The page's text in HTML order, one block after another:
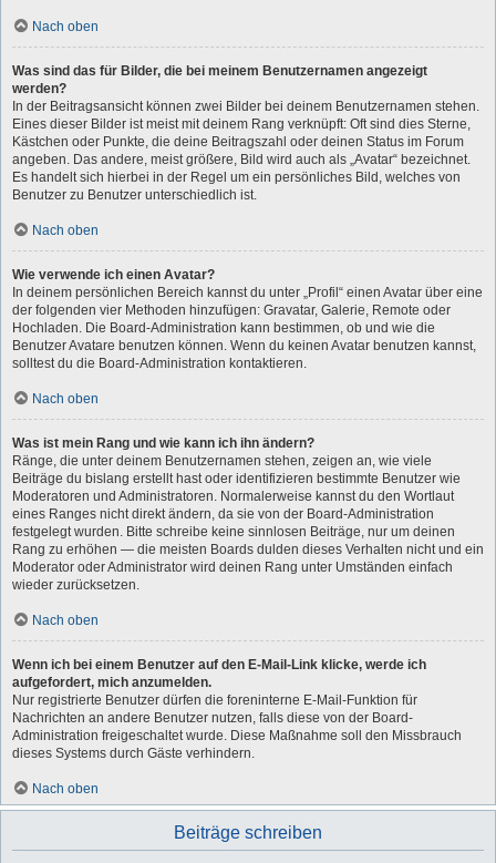
Nach oben
Was sind das für Bilder, die bei meinem Benutzernamen angezeigt
werden?
In der Beitragsansicht können zwei Bilder bei deinem Benutzernamen stehen.
Eines dieser Bilder ist meist mit deinem Rang verknüpft: Oft sind dies Sterne,
Kästchen oder Punkte, die deine Beitragszahl oder deinen Status im Forum
angeben. Das andere, meist größere, Bild wird auch als „Avatar“ bezeichnet.
Es handelt sich hierbei in der Regel um ein persönliches Bild, welches von
Benutzer zu Benutzer unterschiedlich ist.
Nach oben
Wie verwende ich einen Avatar?
In deinem persönlichen Bereich kannst du unter „Profil“ einen Avatar über eine
der folgenden vier Methoden hinzufügen: Gravatar, Galerie, Remote oder
Hochladen. Die Board-Administration kann bestimmen, ob und wie die
Benutzer Avatare benutzen können. Wenn du keinen Avatar benutzen kannst,
solltest du die Board-Administration kontaktieren.
Nach oben
Was ist mein Rang und wie kann ich ihn ändern?
Ränge, die unter deinem Benutzernamen stehen, zeigen an, wie viele
Beiträge du bislang erstellt hast oder identifizieren bestimmte Benutzer wie
Moderatoren und Administratoren. Normalerweise kannst du den Wortlaut
eines Ranges nicht direkt ändern, da sie von der Board-Administration
festgelegt wurden. Bitte schreibe keine sinnlosen Beiträge, nur um deinen
Rang zu erhöhen — die meisten Boards dulden dieses Verhalten nicht und ein
Moderator oder Administrator wird deinen Rang unter Umständen einfach
wieder zurücksetzen.
Nach oben
Wenn ich bei einem Benutzer auf den E-Mail-Link klicke, werde ich
aufgefordert, mich anzumelden.
Nur registrierte Benutzer dürfen die foreninterne E-Mail-Funktion für
Nachrichten an andere Benutzer nutzen, falls diese von der Board-
Administration freigeschaltet wurde. Diese Maßnahme soll den Missbrauch
dieses Systems durch Gäste verhindern.
Nach oben
Beiträge schreiben